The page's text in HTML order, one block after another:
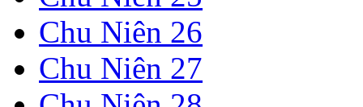
Chu Niên 26
Chu Niên 27